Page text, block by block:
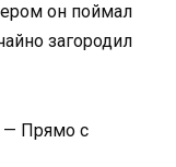
он поймал
загородил
— Прямо с